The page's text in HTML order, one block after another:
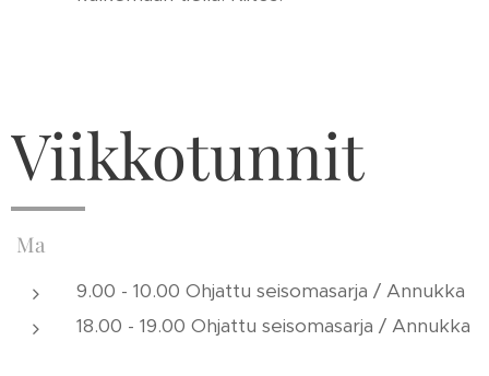
Viikkotunnit
Ma
9.00 - 10.00 Ohjattu seisomasarja / Annukka
18.00 - 19.00 Ohjattu seisomasarja / Annukka